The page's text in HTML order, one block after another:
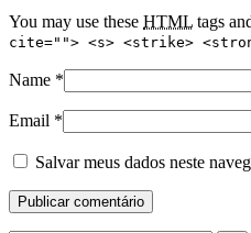
You may use these HTML tags
cite=""> <s> <strike>
Name *
Email *
Salvar meus dados neste